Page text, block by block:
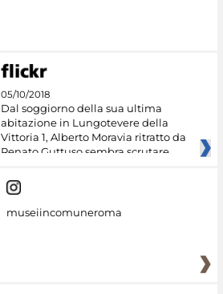
05/10/2018
Dal soggiorno della sua ultima
abitazione in Lungotevere della
Vittoria 1, Alberto Moravia ritratto da
Renato Guttuso sembra scrutare
museiincomuneroma